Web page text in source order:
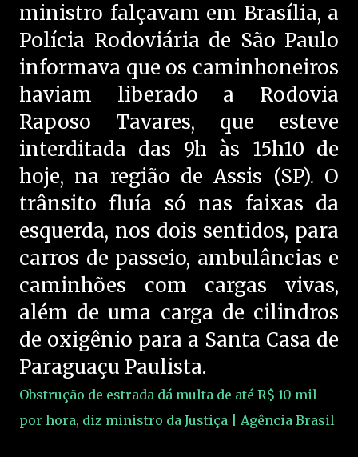
ministro falçavam em Brasília, a
Polícia Rodoviária de São Paulo
informava que os caminhoneiros
haviam liberado a Rodovia
Raposo Tavares, que esteve
interditada das 9h às 15h10 de
hoje, na região de Assis (SP). O
trânsito fluía só nas faixas da
esquerda, nos dois sentidos, para
carros de passeio, ambulâncias e
caminhões com cargas vivas,
além de uma carga de cilindros
de oxigênio para a Santa Casa de
Paraguaçu Paulista.
Obstrução de estrada dá multa de até R$ 10 mil
por hora, diz ministro da Justiça | Agência Brasil